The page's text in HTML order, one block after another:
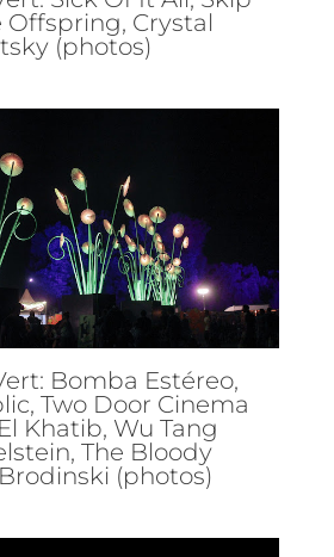
Offspring, Crystal
(photos)
Bomba Estéreo,
Two Door Cinema
Khatib, Wu Tang
The Bloody
(photos)